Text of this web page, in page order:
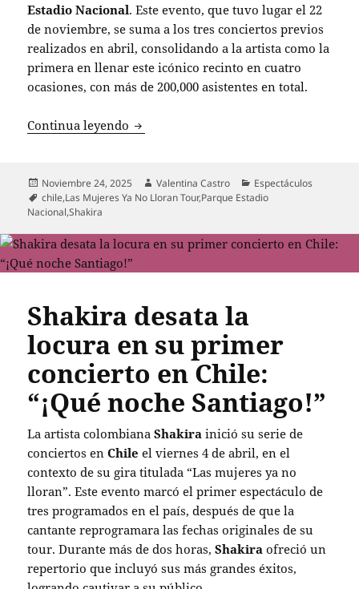
Estadio Nacional. Este evento, que tuvo lugar el 22
de noviembre, se suma a los tres conciertos previos
realizados en abril, consolidando a la artista como la
primera en llenar este icónico recinto en cuatro
ocasiones, con más de 200,000 asistentes en total.
Continua leyendo Shakira hace historia en Chile con
Publicado
el
Noviembre 24, 2025 Autor
Valentina Castro Categorías
Espectáculos
Etiquetas
chile,Las Mujeres Ya No Lloran Tour,Parque Estadio
Nacional,Shakira
Shakira desata la
locura en su primer
concierto en Chile:
“¡Qué noche Santiago!”
La artista colombianaShakira inició su serie de
conciertos enChile el viernes 4 de abril, en el
contexto de su gira titulada “Las mujeres ya no
lloran”. Este evento marcó el primer espectáculo de
tres programados en el país, después de que la
cantante reprogramara las fechas originales de su
tour. Durante más de dos horas,Shakira ofreció un
repertorio que incluyó sus más grandes éxitos,